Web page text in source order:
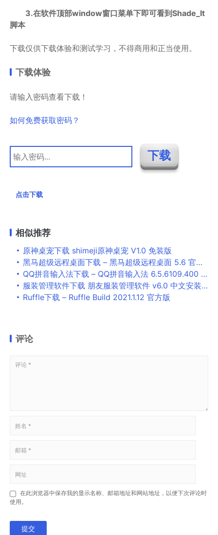
3.在软件顶部window窗口菜单下即可看到Shade_It
脚本
下载仅供下载体验和测试学习，不得商用和正当使用。
下载体验
请输入密码查看下载！
如何免费获取密码？
点击下载
相似推荐
原神桌宠下载 shimeji原神桌宠 V1.0 免装版
黑马超级远程桌面下载 – 黑马超级远程桌面 5.6 官方版
QQ拼音输入法下载 – QQ拼音输入法 6.5.6109.400 精简去头条去升级版
服装管理软件下载 朋友服装管理软件 v6.0 中文安装版
Ruffle下载 – Ruffle Build 2021.1.12 官方版
评论
在此浏览器中保存我的显示名称、邮箱地址和网站地址，以便下次评论时
使用。
提交